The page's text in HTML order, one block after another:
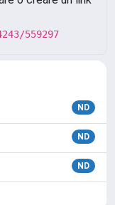
559297
ND
ND
ND